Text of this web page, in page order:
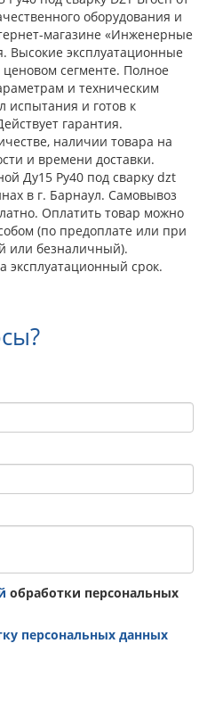
оборудования и
магазине «Инженерные
Высокие эксплуатационные
сегменте. Полное
и техническим
испытания и готов к
гарантия.
наличии товара на
и времени доставки.
Ду15 Ру40 под сварку dzt
в г. Барнаул. Самовывоз
Оплатить товар можно
(по предоплате или при
или безналичный).
эксплуатационный срок.
обработки персональных
персональных данных